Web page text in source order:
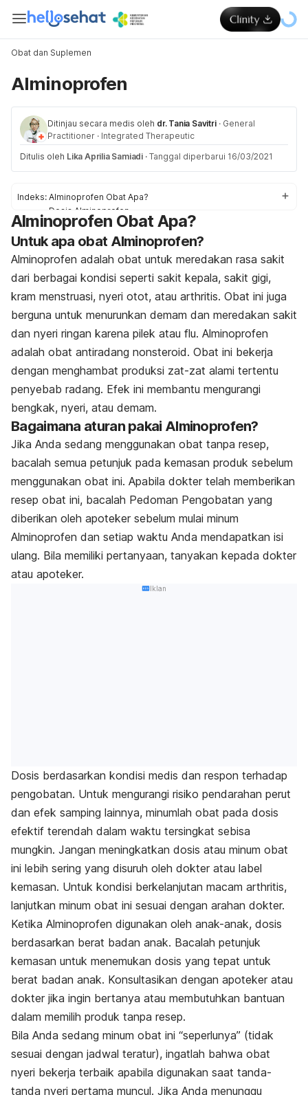
Obat dan Suplemen
Alminoprofen
Ditinjau secara medis oleh dr. Tania Savitri · General
Practitioner · Integrated Therapeutic
Ditulis oleh Lika Aprilia Samiadi · Tanggal diperbarui 16/03/2021
Indeks: Alminoprofen Obat Apa?
Dosis Alminoprofen
Efek samping Alminoprofen
Peringatan dan Perhatian Obat Alminoprofen
Interaksi Obat Alminoprofen
Overdosis Alminoprofen
Alminoprofen Obat Apa?
Untuk apa obat Alminoprofen?
Alminoprofen adalah obat untuk meredakan rasa sakit
dari berbagai kondisi seperti sakit kepala, sakit gigi,
kram menstruasi, nyeri otot, atau arthritis. Obat ini juga
berguna untuk menurunkan demam dan meredakan sakit
dan nyeri ringan karena pilek atau flu. Alminoprofen
adalah obat antiradang nonsteroid. Obat ini bekerja
dengan menghambat produksi zat-zat alami tertentu
penyebab radang. Efek ini membantu mengurangi
bengkak, nyeri, atau demam.
Bagaimana aturan pakai Alminoprofen?
Jika Anda sedang menggunakan obat tanpa resep,
bacalah semua petunjuk pada kemasan produk sebelum
menggunakan obat ini. Apabila dokter telah memberikan
resep obat ini, bacalah Pedoman Pengobatan yang
diberikan oleh apoteker sebelum mulai minum
Alminoprofen dan setiap waktu Anda mendapatkan isi
ulang. Bila memiliki pertanyaan, tanyakan kepada dokter
atau apoteker.
Iklan
Dosis berdasarkan kondisi medis dan respon terhadap
pengobatan. Untuk mengurangi risiko pendarahan perut
dan efek samping lainnya, minumlah obat pada dosis
efektif terendah dalam waktu tersingkat sebisa
mungkin. Jangan meningkatkan dosis atau minum obat
ini lebih sering yang disuruh oleh dokter atau label
kemasan. Untuk kondisi berkelanjutan macam arthritis,
lanjutkan minum obat ini sesuai dengan arahan dokter.
Ketika Alminoprofen digunakan oleh anak-anak, dosis
berdasarkan berat badan anak. Bacalah petunjuk
kemasan untuk menemukan dosis yang tepat untuk
berat badan anak. Konsultasikan dengan apoteker atau
dokter jika ingin bertanya atau membutuhkan bantuan
dalam memilih produk tanpa resep.
Bila Anda sedang minum obat ini “seperlunya” (tidak
sesuai dengan jadwal teratur), ingatlah bahwa obat
nyeri bekerja terbaik apabila digunakan saat tanda-
tanda nyeri pertama muncul. Jika Anda menunggu